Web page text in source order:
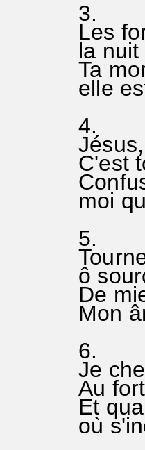
3.
Les
la
Ta
elle
4.
C'est
moi
5.
ô
De
Mon
6.
Je
Au
Et
où